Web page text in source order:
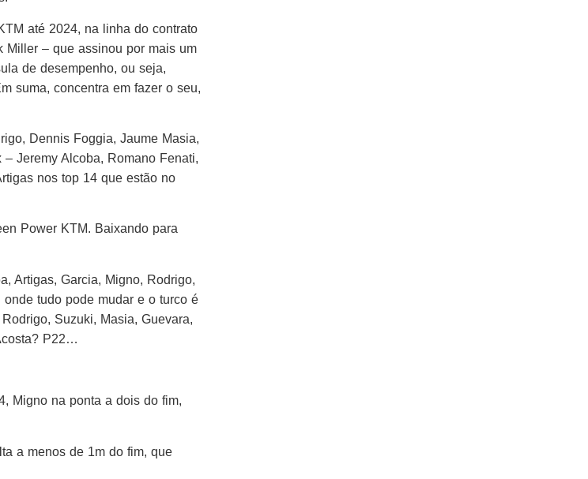
até 2024, na linha do contrato
Miller – que assinou por mais um
de desempenho, ou seja,
suma, concentra em fazer o seu,
Dennis Foggia, Jaume Masia,
Jeremy Alcoba, Romano Fenati,
nos top 14 que estão no
Power KTM. Baixando para
Artigas, Garcia, Migno, Rodrigo,
tudo pode mudar e o turco é
Suzuki, Masia, Guevara,
P22…
Migno na ponta a dois do fim,
a menos de 1m do fim, que